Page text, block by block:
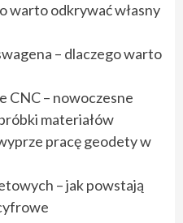
warto odkrywać własny
– dlaczego warto
CNC – nowoczesne
materiałów
pracę geodety w
– jak powstają